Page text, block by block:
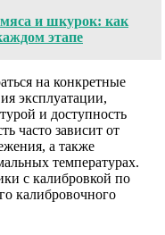
и шкурок: как
этапе
на конкретные
эксплуатации,
и доступность
часто зависит от
а также
температурах.
с калибровкой по
калибровочного